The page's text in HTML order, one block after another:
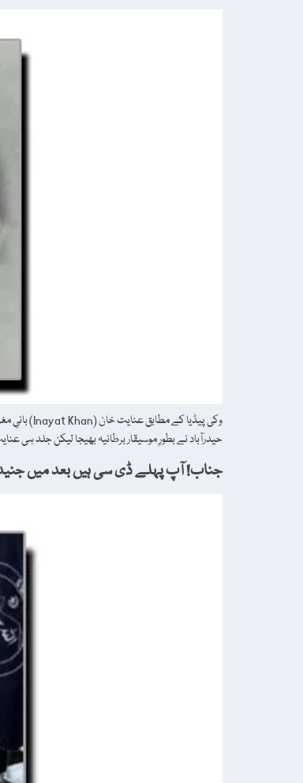
حیدرآباد نے بطورِ موسیقار برطانیہ بھیجا لیکن جلد
جناب! آپ پہلے ڈی سی ہیں بعد میں